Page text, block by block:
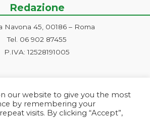
Redazione
Navona 45, 00186 – Roma
Tel. 06 902 87455
P.IVA: 12528191005
our website to give you the most
by remembering your
visits. By clicking “Accept”,